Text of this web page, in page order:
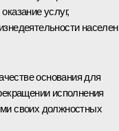
услуг,
основания для
исполнения
своих должностных